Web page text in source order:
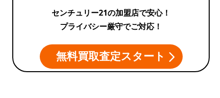
センチュリー21の加盟店で安心！
プライバシー厳守でご対応！
無料買取査定スタート